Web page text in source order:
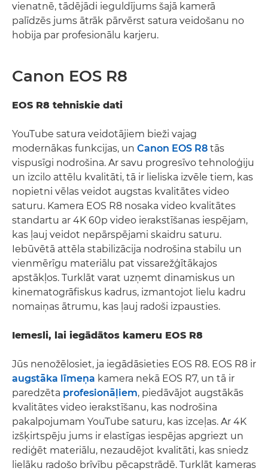
vienatnē, tādējādi ieguldījums šajā kamerā
palīdzēs jums ātrāk pārvērst satura veidošanu no
hobija par profesionālu karjeru.
Canon EOS R8
EOS R8 tehniskie dati
YouTube satura veidotājiem bieži vajag
modernākas funkcijas, un Canon EOS R8 tās
vispusīgi nodrošina. Ar savu progresīvo tehnoloģiju
un izcilo attēlu kvalitāti, tā ir lieliska izvēle tiem, kas
nopietni vēlas veidot augstas kvalitātes video
saturu. Kamera EOS R8 nosaka video kvalitātes
standartu ar 4K 60p video ierakstīšanas iespējam,
kas ļauj veidot nepārspējami skaidru saturu.
Iebūvētā attēla stabilizācija nodrošina stabilu un
vienmērīgu materiālu pat vissarežģītākajos
apstākļos. Turklāt varat uzņemt dinamiskus un
kinematogrāfiskus kadrus, izmantojot lielu kadru
nomaiņas ātrumu, kas ļauj radoši izpausties.
Iemesli, lai iegādātos kameru EOS R8
Jūs nenožēlosiet, ja iegādāsieties EOS R8. EOS R8 ir
augstāka līmeņa kamera nekā EOS R7, un tā ir
paredzēta profesionāļiem, piedāvājot augstākās
kvalitātes video ierakstīšanu, kas nodrošina
pakalpojumam YouTube saturu, kas izceļas. Ar 4K
izšķirtspēju jums ir elastīgas iespējas apgriezt un
rediģēt materiālu, nezaudējot kvalitāti, kas sniedz
lielāku radošo brīvību pēcapstrādē. Turklāt kameras